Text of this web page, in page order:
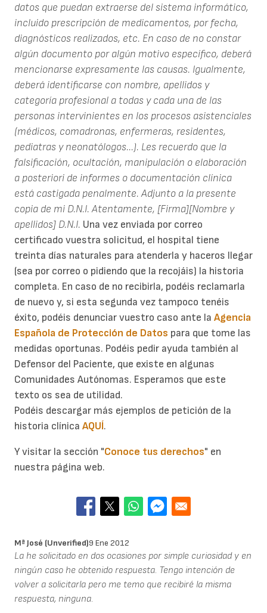
datos que puedan extraerse del sistema informático,
incluido prescripción de medicamentos, por fecha,
diagnósticos realizados, etc. En caso de no constar
algún documento por algún motivo específico, deberá
mencionarse expresamente las causas. Igualmente,
deberá identificarse con nombre, apellidos y
categoría profesional a todas y cada una de las
personas intervinientes en los procesos asistenciales
(médicos, comadronas, enfermeras, residentes,
pediatras y neonatólogos...). Les recuerdo que la
falsificación, ocultación, manipulación o elaboración
a posteriori de informes o documentación clínica
está castigada penalmente. Adjunto a la presente
copia de mi D.N.I. Atentamente, [Firma][Nombre y
apellidos] D.N.I. Una vez enviada por correo
certificado vuestra solicitud, el hospital tiene
treinta días naturales para atenderla y haceros llegar
(sea por correo o pidiendo que la recojáis) la historia
completa. En caso de no recibirla, podéis reclamarla
de nuevo y, si esta segunda vez tampoco tenéis
éxito, podéis denunciar vuestro caso ante la Agencia
Española de Protección de Datos para que tome las
medidas oportunas. Podéis pedir ayuda también al
Defensor del Paciente, que existe en algunas
Comunidades Autónomas. Esperamos que este
texto os sea de utilidad.
Podéis descargar más ejemplos de petición de la
historia clínica AQUÍ.
Y visitar la sección "Conoce tus derechos" en
nuestra página web.
Mª José (unverified)9 Ene 2012
La he solicitado en dos ocasiones por simple curiosidad y en
ningún caso he obtenido respuesta. Tengo intención de
volver a solicitarla pero me temo que recibiré la misma
respuesta, ninguna.